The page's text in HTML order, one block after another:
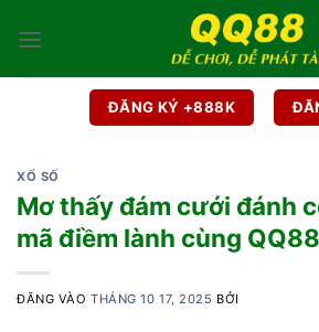
qua
ĐĂNG KÝ +888K
XỔ SỐ
Mơ thấy đám cưới đánh
mã điềm lành cùng
ĐĂNG VÀOTHÁNG 10 17, 2025 BỞI